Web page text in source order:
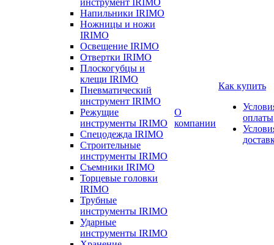
инструмент IRIMO
Напильники IRIMO
Ножницы и ножи
IRIMO
Освещение IRIMO
Отвертки IRIMO
Плоскогубцы и
клещи IRIMO
Пневматический
инструмент IRIMO
Режущие
инструменты IRIMO
Спецодежда IRIMO
Строительные
инструменты IRIMO
Съемники IRIMO
Торцевые головки
IRIMO
Трубные
инструменты IRIMO
Ударные
инструменты IRIMO
О
компании
Как купить
оплаты